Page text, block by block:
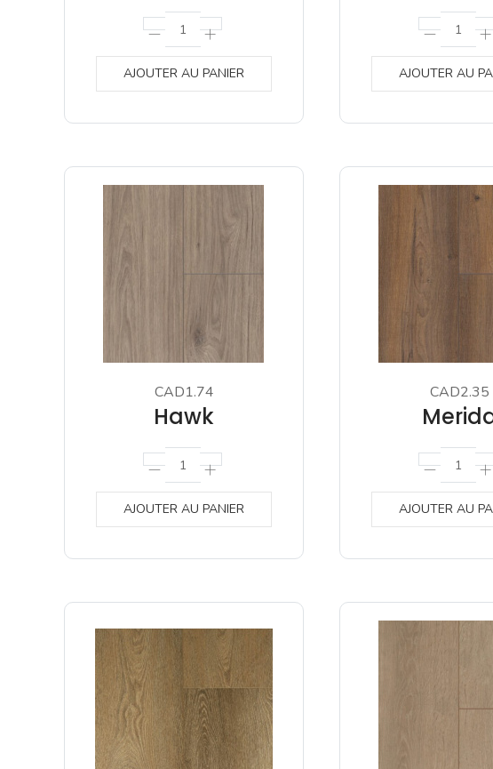
AJOUTER AU PANIER AJOUTER AU
CAD1.74
Hawk
AJOUTER AU PANIER
CAD2.35
AJOUTER AU